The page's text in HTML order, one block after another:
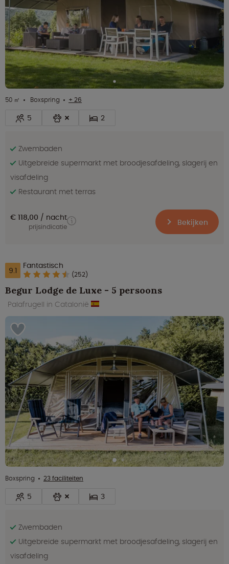
50 ㎡ Boxspring + 26
5 2
Zwembaden
Uitgebreide supermarkt met broodjesafdeling, slagerij en
visafdeling
Restaurant met terras
€ 118,00 nacht
prijsindicatie Bekijken
9.1 Fantastisch
(252)
Begur Lodge de Luxe - 5 persoons
Palafrugell in Catalonië
Boxspring 23 faciliteiten
5 3
Zwembaden
Uitgebreide supermarkt met broodjesafdeling, slagerij en
visafdeling